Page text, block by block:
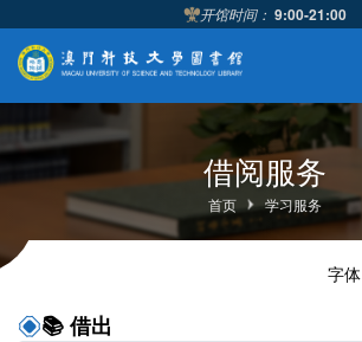
开馆时间： 9:00-21:00
借阅服务
首页 学习服务
字体
📚 借出